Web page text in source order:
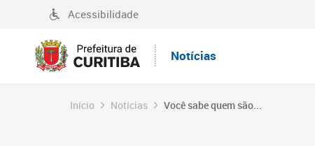
Acessibilidade
Notícias
Início Notícias Você sabe quem são...